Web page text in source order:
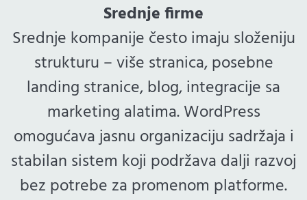
Srednje firme
Srednje kompanije često imaju složeniju
strukturu – više stranica, posebne
landing stranice, blog, integracije sa
marketing alatima. WordPress
omogućava jasnu organizaciju sadržaja i
stabilan sistem koji podržava dalji razvoj
bez potrebe za promenom platforme.